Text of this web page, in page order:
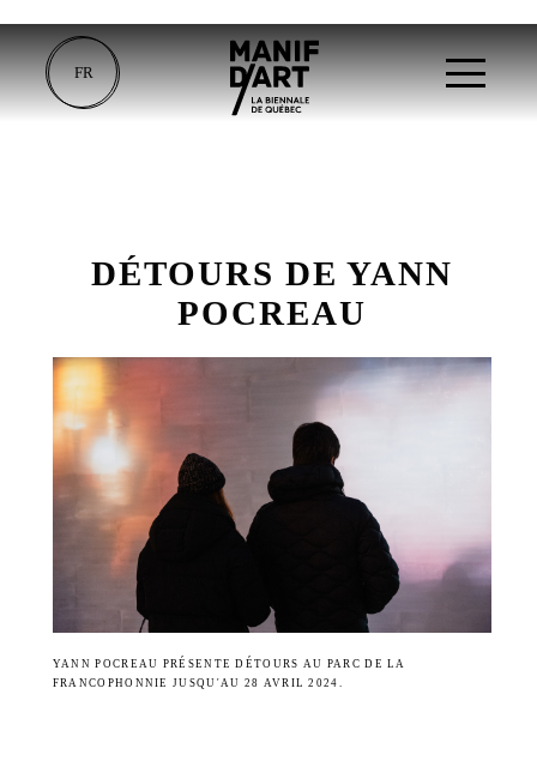
FR
DÉTOURS DE YANN
POCREAU
YANN POCREAU PRÉSENTE DÉTOURS AU PARC DE LA
FRANCOPHONNIE JUSQU'AU 28 AVRIL 2024.